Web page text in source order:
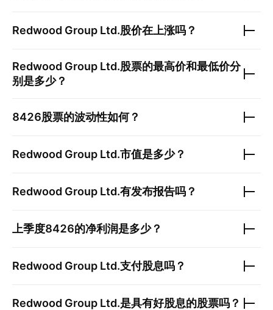
Redwood Group Ltd.股价在上涨吗？
Redwood Group Ltd.股票的最高价和最低价分
别是多少？
8426股票的波动性如何？
Redwood Group Ltd.市值是多少？
Redwood Group Ltd.有发布报告吗？
上季度8426的净利润是多少？
Redwood Group Ltd.支付股息吗？
Redwood Group Ltd.是具有好股息的股票吗？